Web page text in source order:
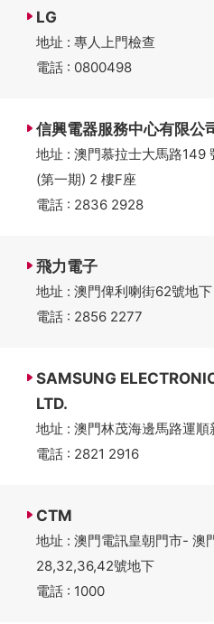
LG
地址 : 專人上門檢查
電話 : 0800498
信興電器服務中心有限公
地址 : 澳門慕拉士大馬路149
(第一期) 2 樓F座
電話 : 2836 2928
飛力電子
地址 : 澳門俾利喇街62號地下
電話 : 2856 2277
SAMSUNG
LTD.
地址 : 澳門林茂海邊馬路運
電話 : 2821 2916
CTM
地址 : 澳門電訊皇朝門市- 澳
28,32,36,42號地下
電話 : 1000